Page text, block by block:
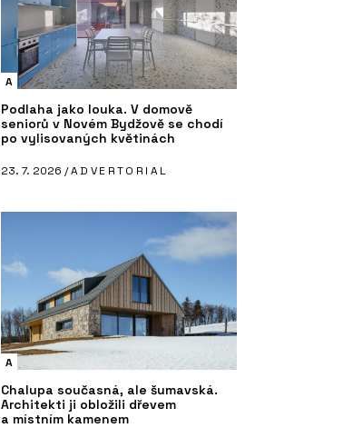
A
Podlaha jako louka. V domově
seniorů v Novém Bydžově se chodí
po vylisovaných květinách
23. 7. 2026 /ADVERTORIAL
A
Chalupa současná, ale šumavská.
Architekti ji obložili dřevem
a místním kamenem